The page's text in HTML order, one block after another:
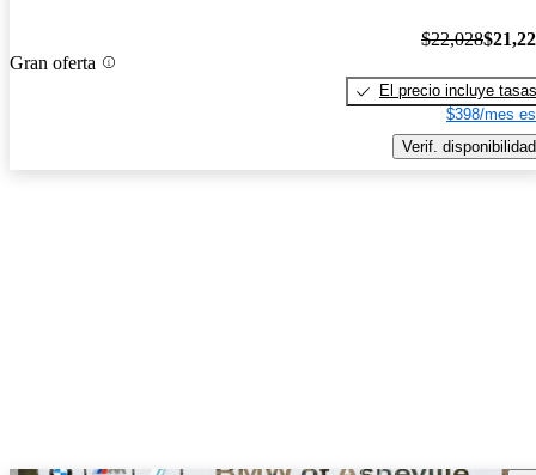
Gran oferta
$22,028
El precio incluye tasas
$398/mes
Verif. disponibilidad